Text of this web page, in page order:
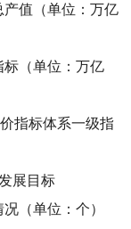
产值（单位：万亿
标（单位：万亿
指标体系一级指
展目标
（单位：个）